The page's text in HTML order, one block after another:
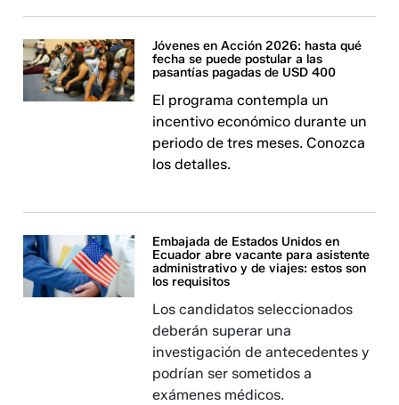
Jóvenes en Acción 2026: hasta qué
fecha se puede postular a las
pasantías pagadas de USD 400
El programa contempla un
incentivo económico durante un
periodo de tres meses. Conozca
los detalles.
Embajada de Estados Unidos en
Ecuador abre vacante para asistente
administrativo y de viajes: estos son
los requisitos
Los candidatos seleccionados
deberán superar una
investigación de antecedentes y
podrían ser sometidos a
exámenes médicos.